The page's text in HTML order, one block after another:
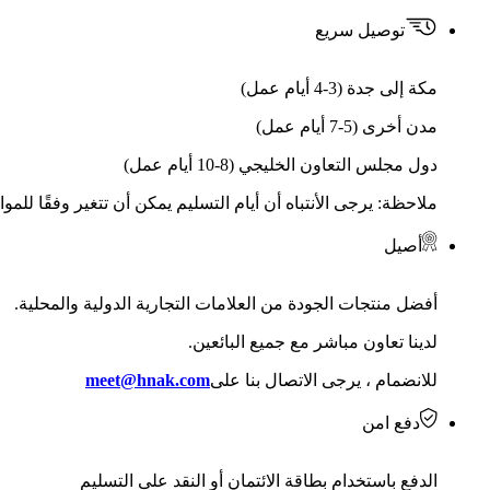
توصيل سريع
مكة إلى جدة (3-4 أيام عمل)
مدن أخرى (5-7 أيام عمل)
دول مجلس التعاون الخليجي (8-10 أيام عمل)
ملاحظة: يرجى الأنتباه أن أيام التسليم يمكن أن تتغير وفقًا
أصيل
أفضل منتجات الجودة من العلامات التجارية الدولية والمحلية.
لدينا تعاون مباشر مع جميع البائعين.
للانضمام ، يرجى الاتصال بنا علىmeet@hnak.com
دفع امن
الدفع باستخدام بطاقة الائتمان أو النقد على التسليم